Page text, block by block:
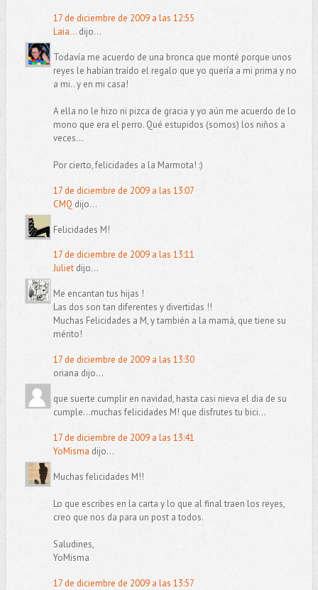
17 de diciembre de 2009 a las 12:55
Laia...dijo...
Todavía me acuerdo de una bronca que monté porque unos
reyes le habían traído el regalo que yo quería a mi prima y no
a mi.. y en mi casa!
A ella no le hizo ni pizca de gracia y yo aún me acuerdo de lo
mono que era el perro. Qué estupidos (somos) los niños a
veces...
Por cierto, felicidades a la Marmota! :)
17 de diciembre de 2009 a las 13:07
CMQ dijo...
Felicidades M!
17 de diciembre de 2009 a las 13:11
Julietdijo...
Me encantan tus hijas !
Las dos son tan diferentes y divertidas !!
Muchas Felicidades a M, y también a la mamá, que tiene su
mérito!
17 de diciembre de 2009 a las 13:30
oriana dijo...
que suerte cumplir en navidad, hasta casi nieva el dia de su
cumple...muchas felicidades M! que disfrutes tu bici...
17 de diciembre de 2009 a las 13:41
YoMisma dijo...
Muchas felicidades M!!
Lo que escribes en la carta y lo que al final traen los reyes,
creo que nos da para un post a todos.
Saludines,
YoMisma
17 de diciembre de 2009 a las 13:57